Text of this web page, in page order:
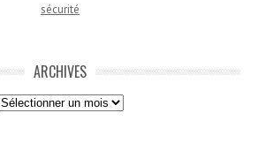
sécurité
ARCHIVES